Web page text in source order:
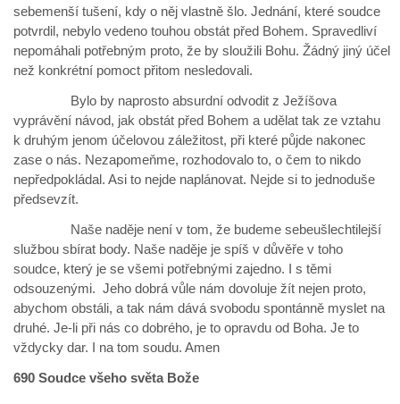
sebemenší tušení, kdy o něj vlastně šlo. Jednání, které soudce
potvrdil, nebylo vedeno touhou obstát před Bohem. Spravedliví
nepomáhali potřebným proto, že by sloužili Bohu. Žádný jiný účel
než konkrétní pomoct přitom nesledovali.
Bylo by naprosto absurdní odvodit z Ježíšova
vyprávění návod, jak obstát před Bohem a udělat tak ze vztahu
k druhým jenom účelovou záležitost, při které půjde nakonec
zase o nás. Nezapomeňme, rozhodovalo to, o čem to nikdo
nepředpokládal. Asi to nejde naplánovat. Nejde si to jednoduše
předsevzít.
Naše naděje není v tom, že budeme sebeušlechtilejší
službou sbírat body. Naše naděje je spíš v důvěře v toho
soudce, který je se všemi potřebnými zajedno. I s těmi
odsouzenými. Jeho dobrá vůle nám dovoluje žít nejen proto,
abychom obstáli, a tak nám dává svobodu spontánně myslet na
druhé. Je-li při nás co dobrého, je to opravdu od Boha. Je to
vždycky dar. I na tom soudu. Amen
690 Soudce všeho světa Bože